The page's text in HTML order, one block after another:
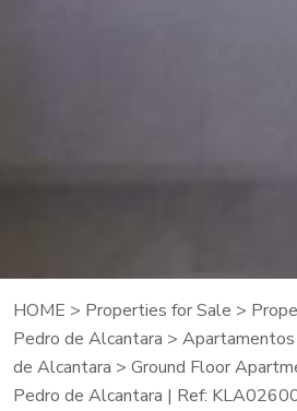
HOME > Properties for Sale >
Pedro de Alcantara > Apartamentos
de Alcantara > Ground Floor
Pedro de Alcantara | Ref: